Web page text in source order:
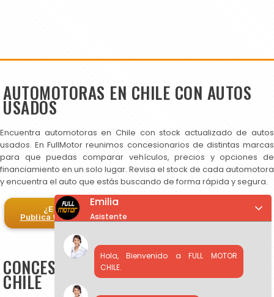
AUTOMOTORAS EN CHILE CON AUTOS
USADOS
Encuentra automotoras en Chile con stock actualizado de autos
usados. En FullMotor reunimos concesionarios de distintas marcas
para que puedas comparar vehículos, precios y opciones de
financiamiento en un solo lugar. Revisa el stock de cada automotora
y encuentra el auto que estás buscando de forma rápida y segura.
¿Eres automotora?
Publica tus autos en FullMotor
CONCESIONARIOS DE AUTOS USADOS EN
CHILE
Emilia
Asistente
Hola, Bienvenido a FULL MOTOR
CHILE.